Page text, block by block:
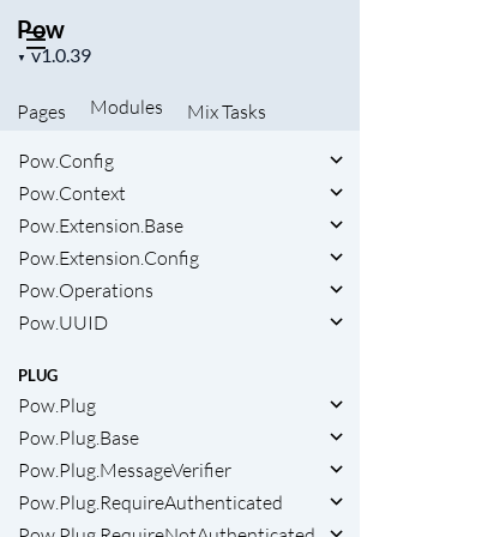
Pow
▼
Project
Pages
Modules MixTasks
Pow.Config
Pow.Context
Pow.Extension.Base
Pow.Extension.Config
Pow.Operations
Pow.UUID
PLUG
Pow.Plug
Pow.Plug.Base
Pow.Plug.MessageVerifier
Pow.Plug.RequireAuthenticated